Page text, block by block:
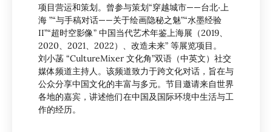
项目营运和策划。曾参与策划“穿越城市——台北‧上
海 ”“与手稿对话——关于绘画隐秘之魅”“水墨经验
II”“超时空影像” 中国当代艺术年鉴上海展（2019、
2020、2021、2022）、改造未来” 等展览项目。
刘小菡 “CultureMixer 文化角”双语（中英文）社交
媒体频道主持人。该频道致力于跨文化对话，旨在与
公众分享中国文化的丰富与多元。节目邀请来自世界
各地的嘉宾，讲述他们在中国及国际环境中生活与工
作的经历。